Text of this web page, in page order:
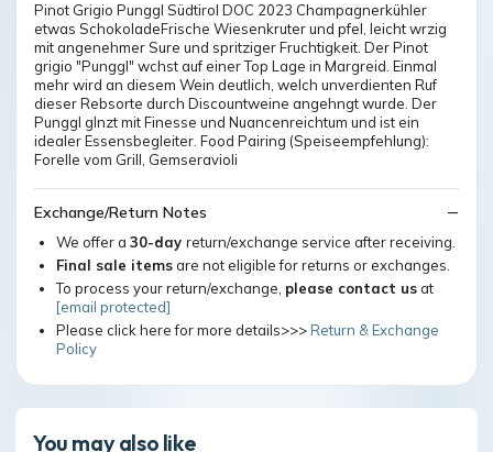
Pinot Grigio Punggl Südtirol DOC 2023 Champagnerkühler
etwas SchokoladeFrische Wiesenkruter und pfel, leicht wrzig
mit angenehmer Sure und spritziger Fruchtigkeit. Der Pinot
grigio "Punggl" wchst auf einer Top Lage in Margreid. Einmal
mehr wird an diesem Wein deutlich, welch unverdienten Ruf
dieser Rebsorte durch Discountweine angehngt wurde. Der
Punggl glnzt mit Finesse und Nuancenreichtum und ist ein
idealer Essensbegleiter. Food Pairing (Speiseempfehlung):
Forelle vom Grill, Gemseravioli
Exchange/Return Notes
We offer a 30-day return/exchange service after receiving.
Final sale itemsare not eligible for returns or exchanges.
To process your return/exchange, please contact usat
[email protected]
Please click here for more details>>>Return & Exchange
Policy
You may also like